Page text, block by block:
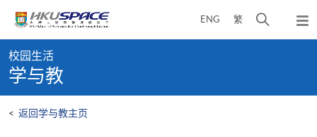
content
ENG 繁
开
弹
出
content
start
校园生活
学与教
< 返回学与教主页